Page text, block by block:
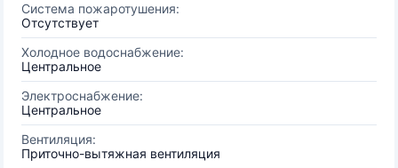
Система пожаротушения:
Отсутствует
Холодное водоснабжение:
Центральное
Электроснабжение:
Центральное
Вентиляция:
Приточно-вытяжная вентиляция